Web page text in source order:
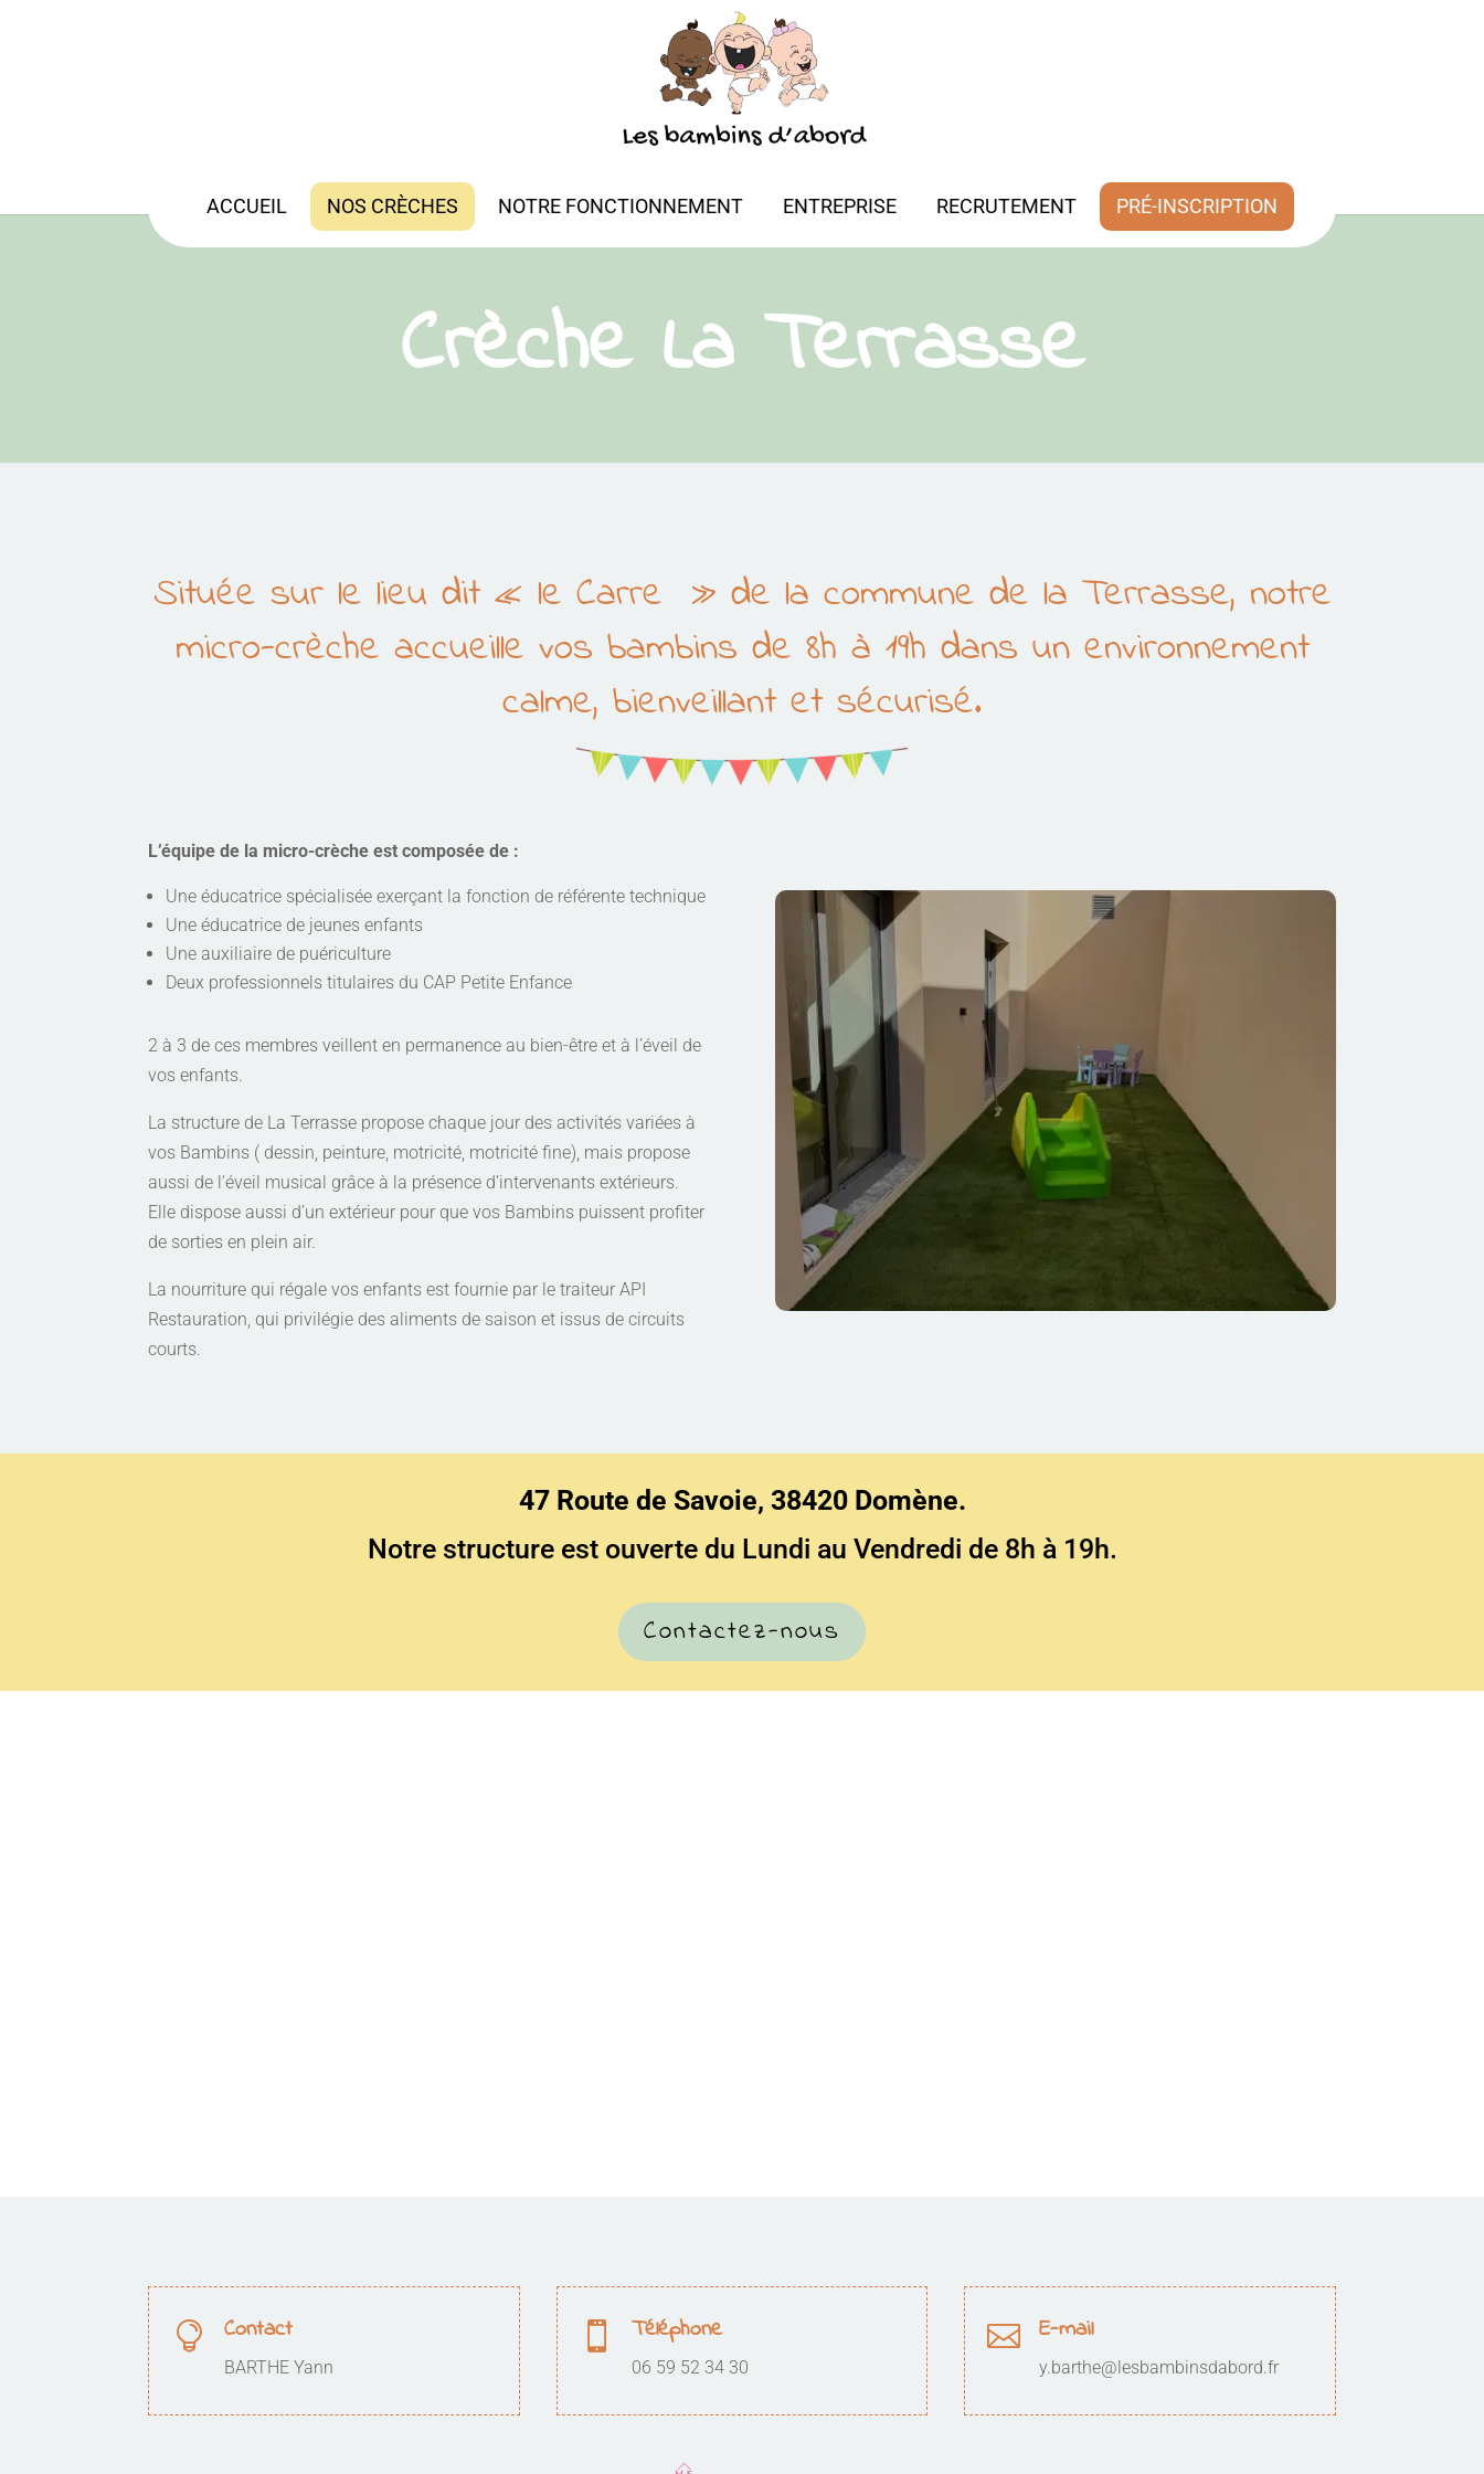
ACCUEIL NOS CRÈCHES NOTRE FONCTIONNEMENT ENTREPRISE RECRUTEMENT PRÉ-INSCRIPTION
Crèche La Terrasse
Située sur le lieu dit « le Carre » de la commune de la Terrasse, notre
micro-crèche accueille vos bambins de 8h à 19h dans un environnement
calme, bienveillant et sécurisé.
L’équipe de la micro-crèche est composée de :
Une éducatrice spécialisée exerçant la fonction de référente technique
Une éducatrice de jeunes enfants
Une auxiliaire de puériculture
Deux professionnels titulaires du CAP Petite Enfance
2 à 3 de ces membres veillent en permanence au bien-être et à l’éveil de
vos enfants.
La structure de La Terrasse propose chaque jour des activités variées à
vos Bambins ( dessin, peinture, motricité, motricité fine), mais propose
aussi de l’éveil musical grâce à la présence d’intervenants extérieurs.
Elle dispose aussi d’un extérieur pour que vos Bambins puissent profiter
de sorties en plein air.
La nourriture qui régale vos enfants est fournie par le traiteur API
Restauration, qui privilégie des aliments de saison et issus de circuits
courts.
47 Route de Savoie, 38420 Domène.
Notre structure est ouverte du Lundi au Vendredi de 8h à 19h.
Contactez-nous
 Contact
BARTHE Yann
 Téléphone
06 59 52 34 30
 E-mail
y.barthe@lesbambinsdabord.fr